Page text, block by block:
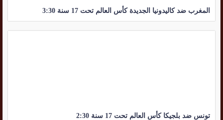
المغرب ضد كاليدونيا الجديدة كأس العالم تحت 17 سنة 3:30
تونس ضد بلجيكا كأس العالم تحت 17 سنة 2:30